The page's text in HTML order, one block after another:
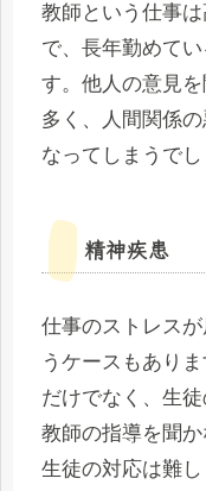
教師という仕事
で、長年勤めて
す。他人の意見
多く、人間関係
なってしまうでし
精神疾患
仕事のストレス
うケースもあり
だけでなく、生
教師の指導を聞
生徒の対応は難